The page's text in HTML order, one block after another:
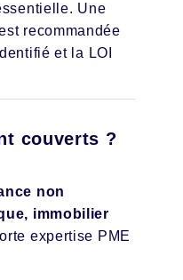
Une
recommandée
et la LOI
couverts ?
non
immobilier
expertise PME